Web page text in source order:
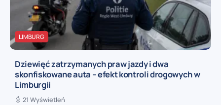
LIMBURG
Dziewięć zatrzymanych praw jazdy i dwa
skonfiskowane auta – efekt kontroli drogowych w
Limburgii
21 Wyświetleń